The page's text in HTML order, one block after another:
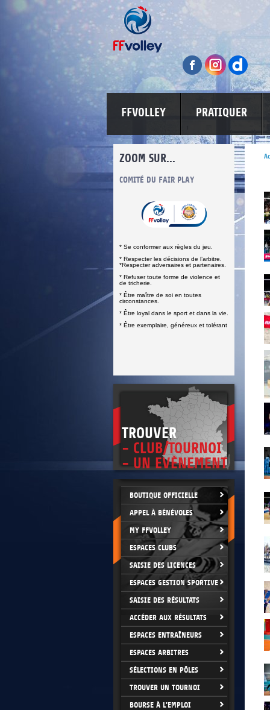
FFVOLLEY PRATIQUER
ZOOM SUR...
DOCUMENTS UTILES
CLIQUEZ ICI
COMITÉ DU FAIR PLAY
* Se conformer aux règles du jeu.
* Respecter les décisions de l’arbitre.
*Respecter adversaires et partenaires.
* Refuser toute forme de violence et
de tricherie.
* Être maître de soi en toutes
circonstances.
* Être loyal dans le sport et dans la vie.
* Être exemplaire, généreux et tolérant
LUTTE
TROUVER
- CLUB/TOURNOI
- UN EVÈNEMENT
BOUTIQUE OFFICIELLE
APPEL À BÉNÉVOLES
MY FFVOLLEY
ESPACES CLUBS
SAISIE DES LICENCES
ESPACES GESTION SPORTIVE
SAISIE DES RÉSULTATS
ACCÉDER AUX RÉSULTATS
ESPACES ENTRAÎNEURS
ESPACES ARBITRES
SÉLECTIONS EN PÔLES
TROUVER UN TOURNOI
BOURSE À L'EMPLOI